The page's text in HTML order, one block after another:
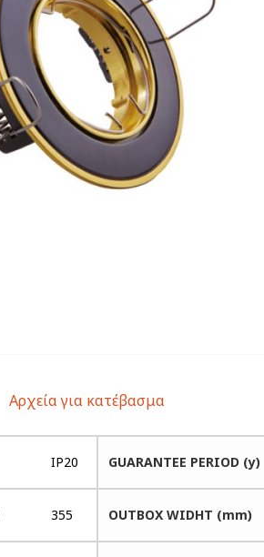
Αρχεία για κατέβασμα
IP20 GUARANTEE PERIOD (y)
355 OUTBOX WIDHT (mm)